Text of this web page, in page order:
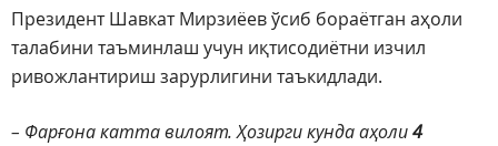
Президент Шавкат Мирзиёев ўсиб бораётган аҳоли
талабини таъминлаш учун иқтисодиётни изчил
ривожлантириш зарурлигини таъкидлади.
– Фарғона катта вилоят. Ҳозирги кунда аҳоли4